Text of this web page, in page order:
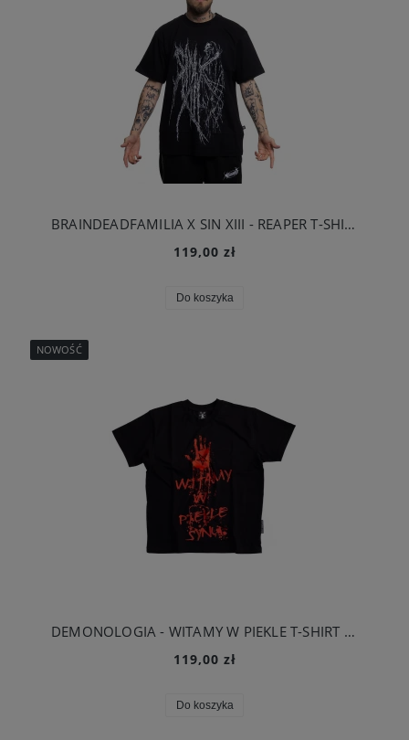
BRAINDEADFAMILIA X SIN XIII - REAPER T-SHIRT CZARNY
119,00 zł
Do koszyka
DEMONOLOGIA - WITAMY W PIEKLE T-SHIRT CZARNY
119,00 zł
Do koszyka
NOWOŚĆ